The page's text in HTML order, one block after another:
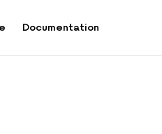
Documentation